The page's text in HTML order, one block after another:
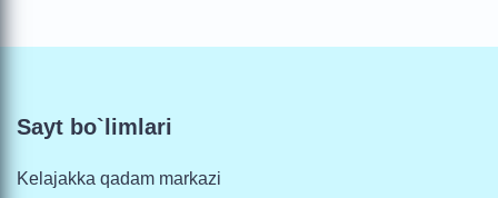
Sayt bo`limlari
Kelajakka qadam markazi